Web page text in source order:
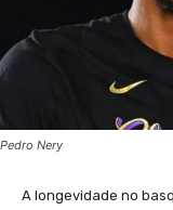
Pedro Nery
A longevidade no